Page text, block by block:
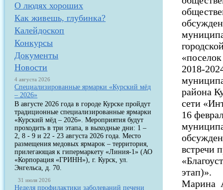
О людях хороших
Как живешь, глубинка?
Калейдоскоп
Конкурсы
Документы
Новости
4 августа 2026
Специализированные ярмарки «Курский мёд
– 2026»
В августе 2026 года в городе Курске пройдут
традиционные специализированные ярмарки
«Курский мёд – 2026». Мероприятия будут
проходить в три этапа, в выходные дни: 1 –
2, 8 - 9 и 22 - 23 августа 2026 года. Место
размещения медовых ярмарок – территория,
прилегающая к гипермаркету «Линия-1» (АО
«Корпорация «ГРИНН»), г. Курск, ул.
Энгельса, д. 70.
31 июля 2026
Неделя профилактики заболеваний печени
2018-
района
сети
16
встречи
этап)».
Марина